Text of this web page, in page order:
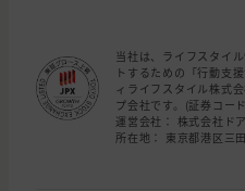
当社は、ライフスタイ
トするための「行動支
ィライフスタイル株式
プ会社です。(証券コー
運営会社： 株式会社ド
所在地： 東京都港区三